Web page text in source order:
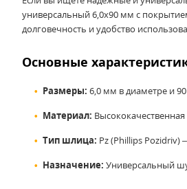
универсальный 6,0x90 мм с
долговечность и удобство
Основные
Размеры: 6,0 мм в диаметре и
Материал:
Тип шлица: Pz (Phillips Pozidriv)
Назначение: Универсальный